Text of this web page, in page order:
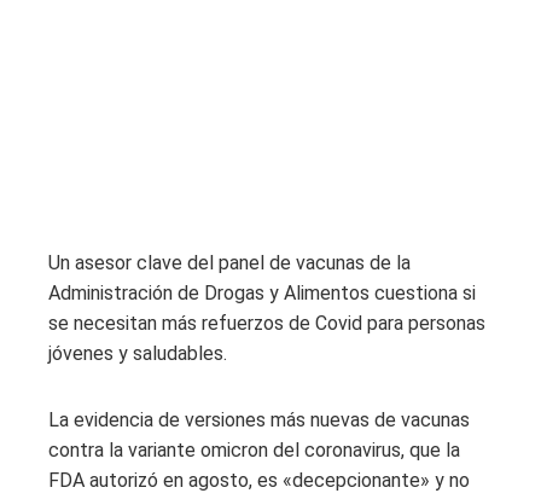
Un asesor clave del panel de vacunas de la
Administración de Drogas y Alimentos cuestiona si
se necesitan más refuerzos de Covid para personas
jóvenes y saludables.
La evidencia de versiones más nuevas de vacunas
contra la variante omicron del coronavirus, que la
FDA autorizó en agosto, es «decepcionante» y no